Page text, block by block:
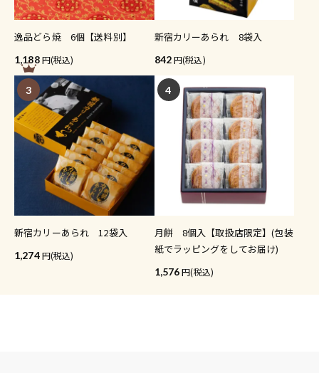
逸品どら焼 6個【送料別】
1,188 (税込)
新宿カリーあられ 8袋入
842 (税込)
3
新宿カリーあられ 12袋入
1,274 (税込)
4
月餅 8個入【取扱店限定】(包装
紙でラッピングをしてお届け)
1,576 (税込)